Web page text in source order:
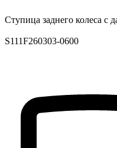
Ступица заднего колеса с
S111F260303-0600